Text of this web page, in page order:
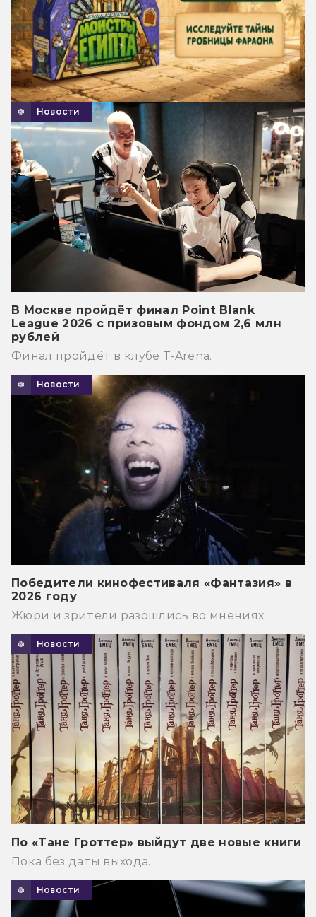
Новости
В Москве пройдёт финал Point Blank
League 2026 с призовым фондом 2,6 млн
рублей
Финал пройдёт в клубе T-Arena.
Новости
Победители кинофестиваля «Фантазия» в
2026 году
Жюри и зрители разошлись во мнениях
Новости
По «Тане Гроттер» выйдут две новые книги
Пока без даты выхода.
Новости